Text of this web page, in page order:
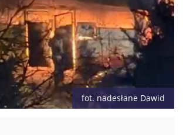
fot. nadesłane Dawid